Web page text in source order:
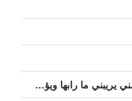
حديث فاطـمة: إنما فاطـمة بضعة مني يريبني ما رابها ويؤذيني ما آذاها...